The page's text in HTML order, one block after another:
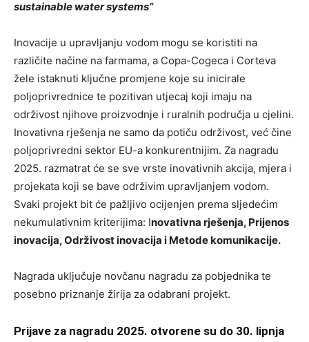
sustainable water systems”
Inovacije u upravljanju vodom mogu se koristiti na
različite načine na farmama, a Copa-Cogeca i Corteva
žele istaknuti ključne promjene koje su inicirale
poljoprivrednice te pozitivan utjecaj koji imaju na
održivost njihove proizvodnje i ruralnih područja u cjelini.
Inovativna rješenja ne samo da potiču održivost, već čine
poljoprivredni sektor EU-a konkurentnijim. Za nagradu
2025. razmatrat će se sve vrste inovativnih akcija, mjera i
projekata koji se bave održivim upravljanjem vodom.
Svaki projekt bit će pažljivo ocijenjen prema sljedećim
nekumulativnim kriterijima: Inovativna rješenja, Prijenos
inovacija, Održivost inovacija i Metode komunikacije.
Nagrada uključuje novčanu nagradu za pobjednika te
posebno priznanje žirija za odabrani projekt.
Prijave za nagradu 2025. otvorene su do 30. lipnja